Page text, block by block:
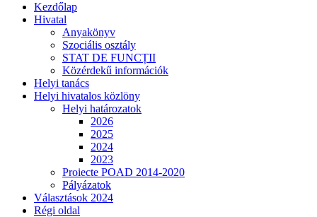
Kezdőlap
Hivatal
Anyakönyv
Szociális osztály
STAT DE FUNCȚII
Közérdekű információk
Helyi tanács
Helyi hivatalos közlöny
Helyi határozatok
2026
2025
2024
2023
Proiecte POAD 2014-2020
Pályázatok
Választások 2024
Régi oldal